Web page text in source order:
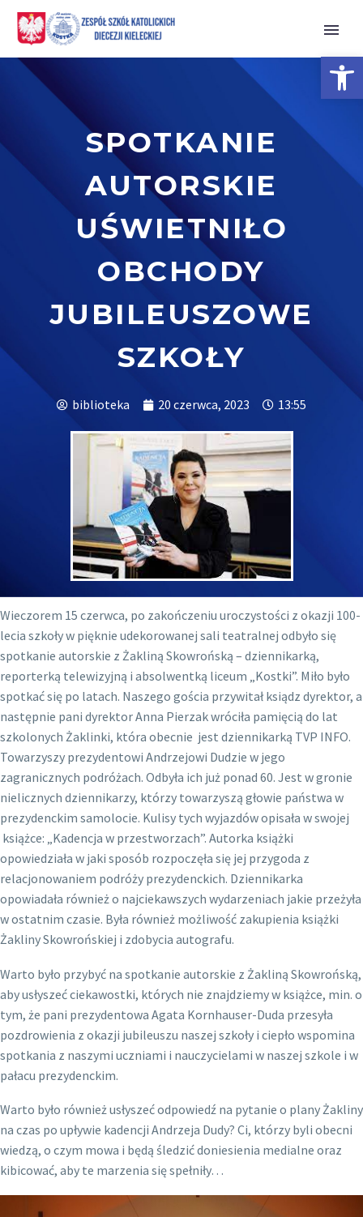
SPOTKANIE
AUTORSKIE
UŚWIETNIŁO
OBCHODY
JUBILEUSZOWE
SZKOŁY
biblioteka 20 czerwca, 2023 13:55
Wieczorem 15 czerwca, po zakończeniu uroczystości z okazji 100-
lecia szkoły w pięknie udekorowanej sali teatralnej odbyło się
spotkanie autorskie z Żakliną Skowrońską – dziennikarką,
reporterką telewizyjną i absolwentką liceum „Kostki”. Miło było
spotkać się po latach. Naszego gościa przywitał ksiądz dyrektor, a
następnie pani dyrektor Anna Pierzak wróciła pamięcią do lat
szkolonych Żaklinki, która obecnie jest dziennikarką TVP INFO.
Towarzyszy prezydentowi Andrzejowi Dudzie w jego
zagranicznych podróżach. Odbyła ich już ponad 60. Jest w gronie
nielicznych dziennikarzy, którzy towarzyszą głowie państwa w
prezydenckim samolocie. Kulisy tych wyjazdów opisała w swojej
książce: „Kadencja w przestworzach”. Autorka książki
opowiedziała w jaki sposób rozpoczęła się jej przygoda z
relacjonowaniem podróży prezydenckich. Dziennikarka
opowiadała również o najciekawszych wydarzeniach jakie przeżyła
w ostatnim czasie. Była również możliwość zakupienia książki
Żakliny Skowrońskiej i zdobycia autografu.
Warto było przybyć na spotkanie autorskie z Żakliną Skowrońską,
aby usłyszeć ciekawostki, których nie znajdziemy w książce, min. o
tym, że pani prezydentowa Agata Kornhauser-Duda przesyła
pozdrowienia z okazji jubileuszu naszej szkoły i ciepło wspomina
spotkania z naszymi uczniami i nauczycielami w naszej szkole i w
pałacu prezydenckim.
Warto było również usłyszeć odpowiedź na pytanie o plany Żakliny
na czas po upływie kadencji Andrzeja Dudy? Ci, którzy byli obecni
wiedzą, o czym mowa i będą śledzić doniesienia medialne oraz
kibicować, aby te marzenia się spełniły…